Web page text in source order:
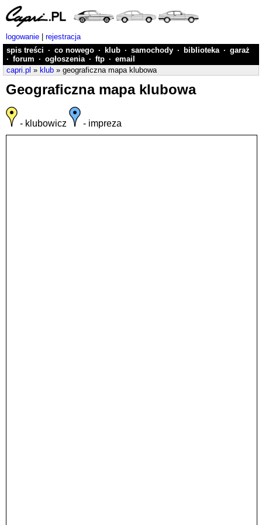
logowanie
rejestracja
spis treści · co nowego · klub · samochody · biblioteka · garaż
· forum · ogłoszenia · ftp · email
capri.pl » klub » geograficzna mapa klubowa
Geograficzna mapa klubowa
- klubowicz - impreza